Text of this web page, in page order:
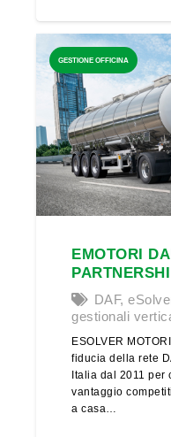
GESTIONE OFFICINA
EMOTORI
DAF,
gestionali
ESOLVER
fiducia della rete
Italia dal 2011 per
vantaggio
a casa…